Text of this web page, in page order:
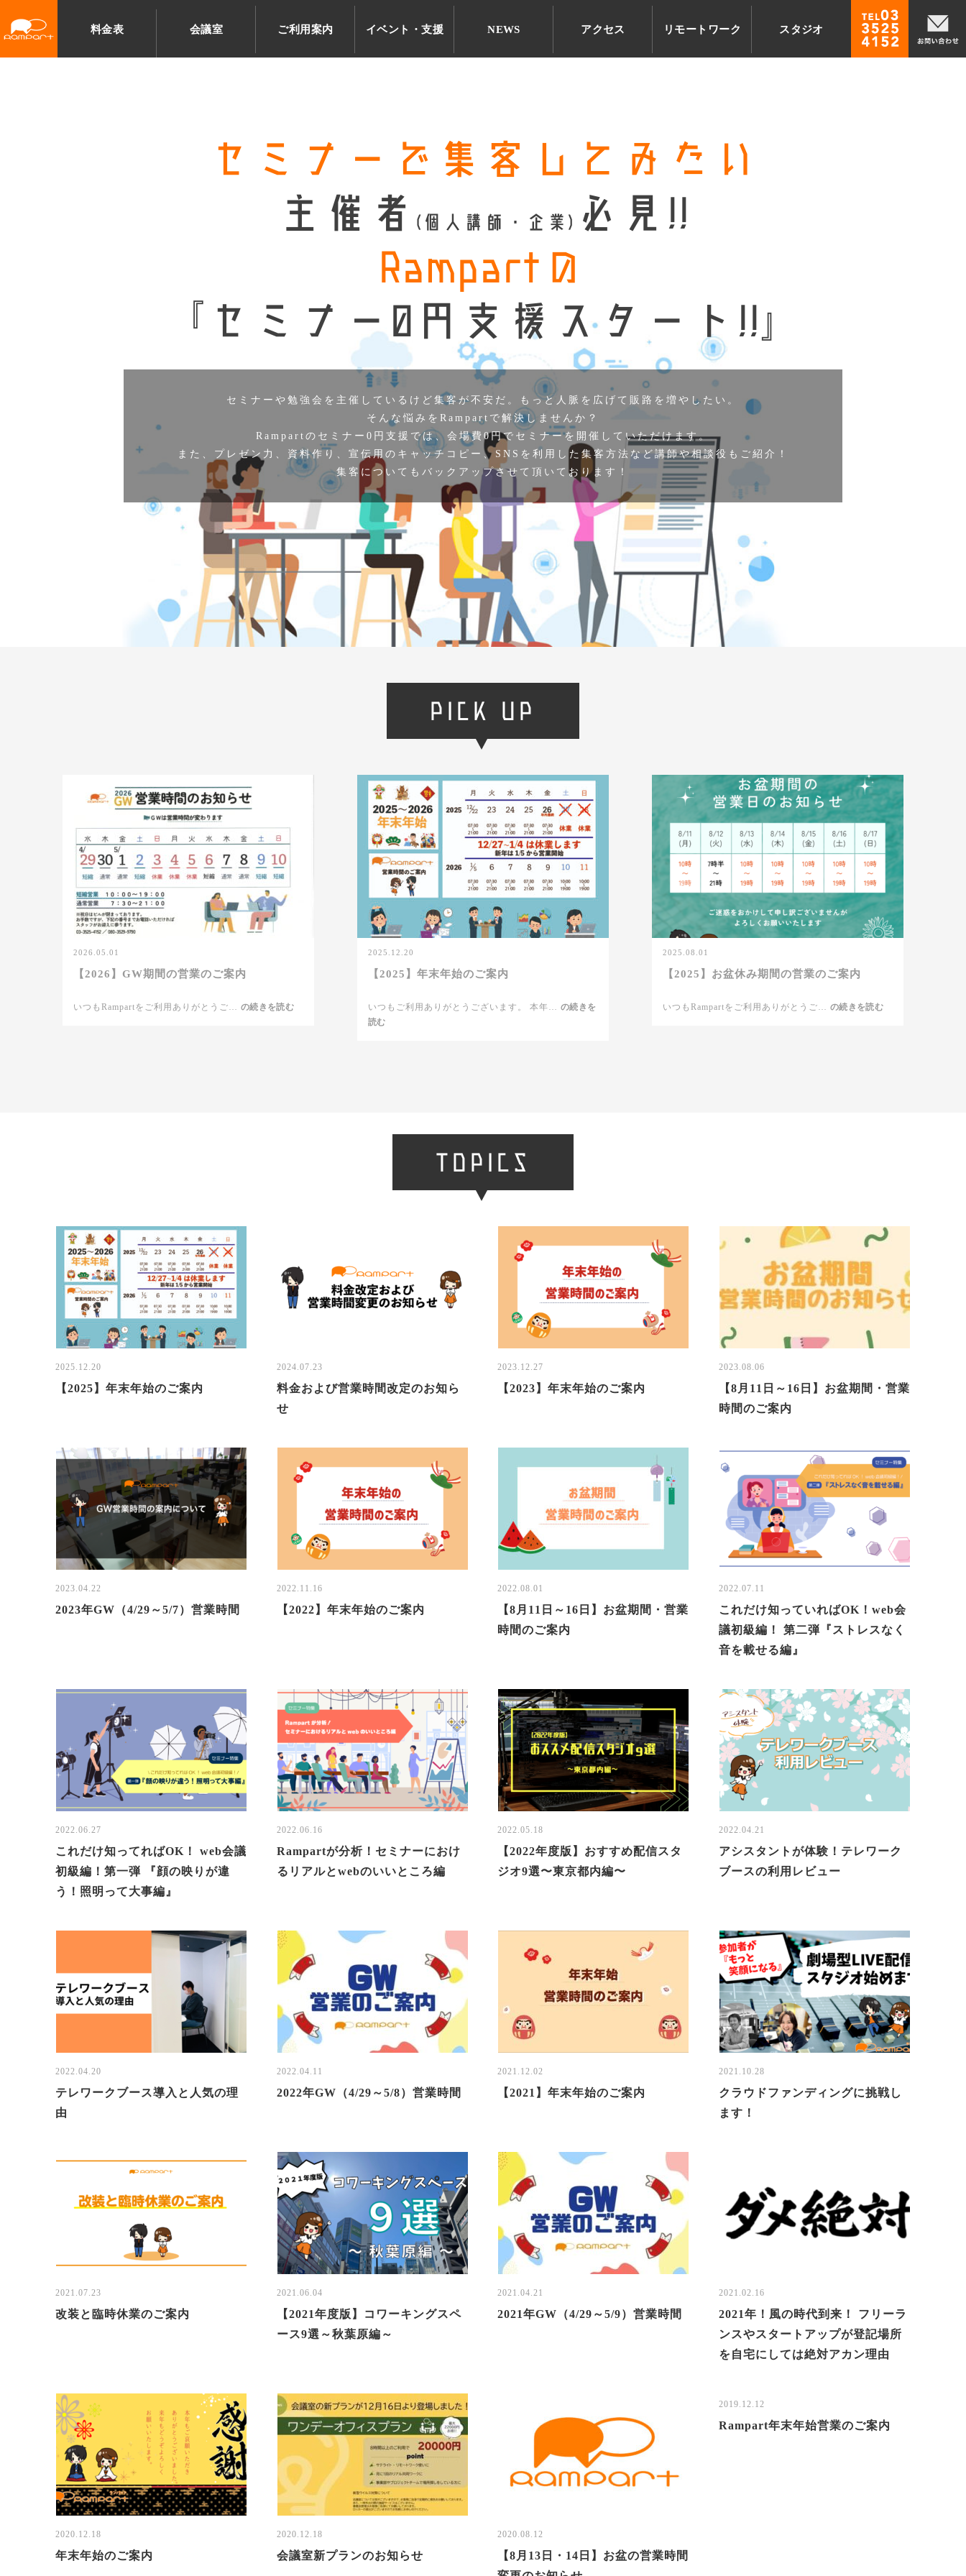
ン
テ
料金表 会議室 ご利用案内 イベント・支援 NEWS アクセス リモートワーク スタジオ
セミナーで集客してみたい
主催者 (個人講師・企業) 必見!!
Rampartの
『セミナー0円支援スタート!!』
セミナーや勉強会を主催しているけど集客が不安だ。
もっと人脈を広げて販路を増やしたい。
そんな悩みをRampartで解決しませんか？
Rampartのセミナー0円支援では、 会場費0円でセミナーを 開催していただけます。
また、プレゼン力、資料作り、 宣伝用のキャッチコピー、 SNSを利用した集客方法など講師や相談役もご紹介！
集客についてもバックアップさせて 頂いております！
TEL03-
PICK UP
2026.05.01
【2026】GW期間の営業のご案内
いつもRampartをご利用ありがとうご… 【2026】
の続きを読む
2025.12.20
【2025】年末年始のご案内
いつもご利用ありがとうございます。 本年… 【2025】
の続きを
読む
2025.08.01
【2025】お盆休み期間の営業のご案内
いつもRampartをご利用ありがとうご… 【2025】
の続きを読む
TOPICS
2025.12.20
【2025】年末年始のご案内
2024.07.23
料金および営業時間改定のお知ら
せ
2023.12.27
【2023】年末年始のご案内
2023.08.06
【8月11日～16日】お盆期間・営業
時間のご案内
2023.04.22
2023年GW（4/29～5/7）営業時間
2022.11.16
【2022】年末年始のご案内
2022.08.01
【8月11日～16日】お盆期間・営業
時間のご案内
2022.07.11
これだけ知っていればOK！web会
議初級編！ 第二弾『ストレスなく
音を載せる編』
2022.06.27
これだけ知ってればOK！ web会議
初級編！第一弾 『顔の映りが違
う！照明って大事編』
2022.06.16
Rampartが分析！セミナーにおけ
るリアルとwebのいいところ編
2022.05.18
【2022年度版】おすすめ配信スタ
ジオ9選〜東京都内編〜
2022.04.21
アシスタントが体験！テレワーク
ブースの利用レビュー
2022.04.20
テレワークブース導入と人気の理
由
2022.04.11
2022年GW（4/29～5/8）営業時間
2021.12.02
【2021】年末年始のご案内
2021.10.28
クラウドファンディングに挑戦し
ます！
2021.07.23
改装と臨時休業のご案内
2021.06.04
【2021年度版】コワーキングスペ
ース9選～秋葉原編～
2021.04.21
2021年GW（4/29～5/9）営業時間
2021.02.16
2021年！風の時代到来！ フリーラ
ンスやスタートアップが登記場所
を自宅にしては絶対アカン理由
2020.12.18
年末年始のご案内
2020.12.18
会議室新プランのお知らせ
2020.08.12
【8月13日・14日】お盆の営業時間
2019.12.12
Rampart年末年始営業のご案内